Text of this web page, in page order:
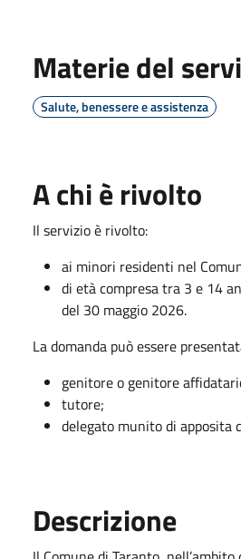
Materie del
Salute, benessere e assistenza
A chi è rivolto
Il servizio è rivolto:
ai minori residenti nel
di età compresa tra 3 e 14
del 30 maggio 2026.
La domanda può essere
genitore o genitore
tutore;
delegato munito di apposita
Descrizione